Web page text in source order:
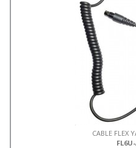
CABLE FLEX